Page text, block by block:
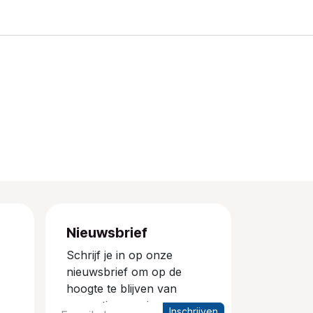
Nieuwsbrief
Schrijf je in op onze
nieuwsbrief om op de
hoogte te blijven van
promoties en nieuwe